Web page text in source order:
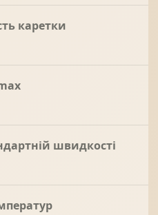
каретки
швидкості